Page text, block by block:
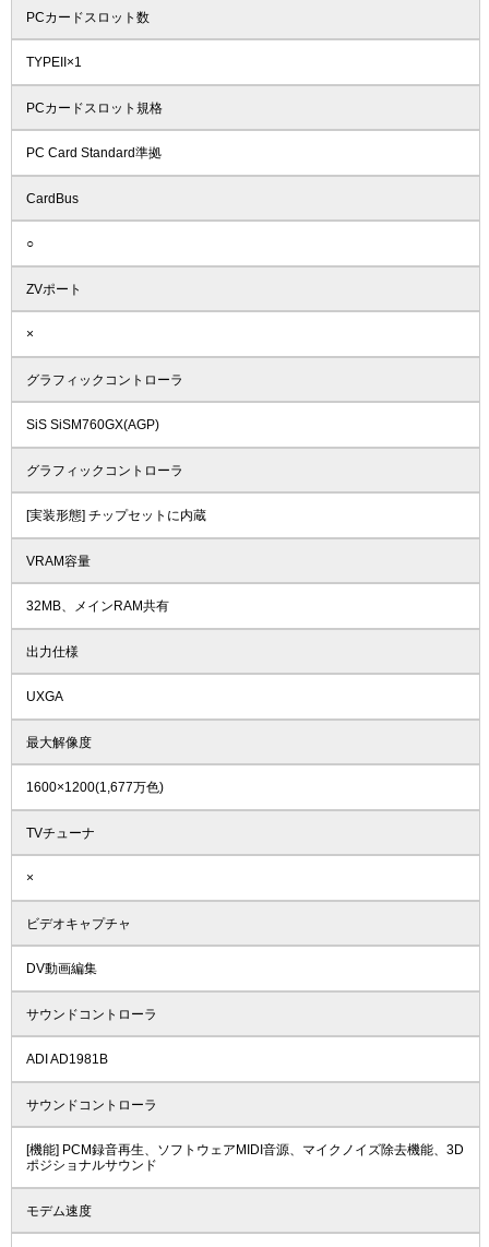
PCカードスロット数
TYPEII×1
PCカードスロット規格
PC Card Standard準拠
CardBus
○
ZVポート
×
グラフィックコントローラ
SiS SiSM760GX(AGP)
グラフィックコントローラ
[実装形態] チップセットに内蔵
VRAM容量
32MB、メインRAM共有
出力仕様
UXGA
最大解像度
1600×1200(1,677万色)
TVチューナ
×
ビデオキャプチャ
DV動画編集
サウンドコントローラ
ADI AD1981B
サウンドコントローラ
[機能] PCM録音再生、ソフトウェアMIDI音源、マイクノイズ除去機能、3D
ポジショナルサウンド
モデム速度